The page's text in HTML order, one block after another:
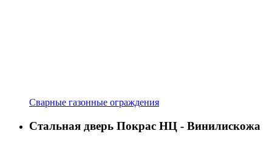
Сварные газонные ограждения
Стальная дверь Покрас НЦ - Винилискожа